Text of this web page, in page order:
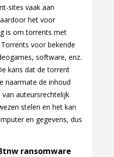
sites vaak aan
het voor
is om torrents met
voor bekende
software, enz.
kans dat de torrent
naarmate de inhoud
auteursrechtelijk
stelen en het kan
en gegevens, dus
ransomware